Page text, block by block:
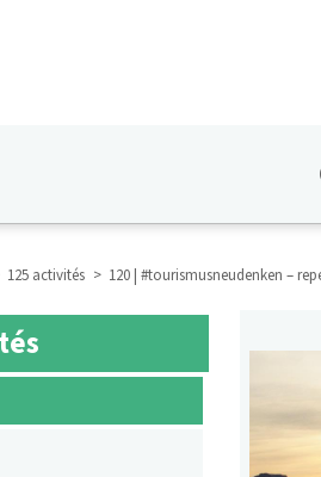
125 activités 120 | #tourismusneudenken –